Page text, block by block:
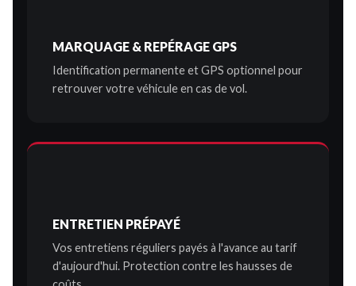
MARQUAGE & REPÉRAGE GPS
Identification permanente et GPS optionnel pour
retrouver votre véhicule en cas de vol.
ENTRETIEN PRÉPAYÉ
Vos entretiens réguliers payés à l'avance au tarif
d'aujourd'hui. Protection contre les hausses de